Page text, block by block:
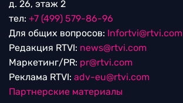
д. 26, этаж 2
тел: +7 (499) 579-86-96
Для общих вопросов: Infortvi@rtvi.com
Редакция RTVI: news@rtvi.com
Маркетинг/PR: pr@rtvi.com
Реклама RTVI: adv-eu@rtvi.com
Партнерские материалы